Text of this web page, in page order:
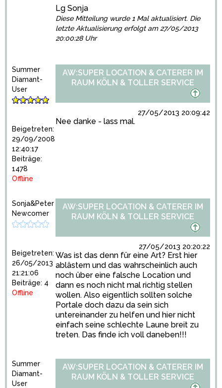
Lg Sonja
Diese Mitteilung wurde 1 Mal aktualisiert. Die
letzte Aktualisierung erfolgt am 27/05/2013
20:00:28 Uhr
Summer
Diamant-
User
Beigetreten:
29/09/2008
12:40:17
Beiträge:
1478
Offline
AW:SUPER LOCATION & CATERER IM
RAUM KÖLN & TOLLER SERVICE
27/05/2013 20:09:42
Nee danke - lass mal.
Sonja&Peter
Newcomer
Beigetreten:
26/05/2013
21:21:06
Beiträge: 4
Offline
AW:SUPER LOCATION & CATERER IM
RAUM KÖLN & TOLLER SERVICE
27/05/2013 20:20:22
Was ist das denn für eine Art? Erst hier
ablästern und das wahrscheinlich auch
noch über eine falsche Location und
dann es noch nicht mal richtig stellen
wollen. Also eigentlich sollten solche
Portale doch dazu da sein sich
untereinander zu helfen und hier nicht
einfach seine schlechte Laune breit zu
treten. Das finde ich voll daneben!!!
Summer
Diamant-
User
AW:SUPER LOCATION & CATERER IM
RAUM KÖLN & TOLLER SERVICE